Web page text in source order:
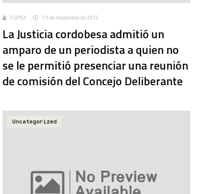
FOPEA 13 de noviembre de 2012
La Justicia cordobesa admitió un
amparo de un periodista a quien no
se le permitió presenciar una reunión
de comisión del Concejo Deliberante
Uncategorized